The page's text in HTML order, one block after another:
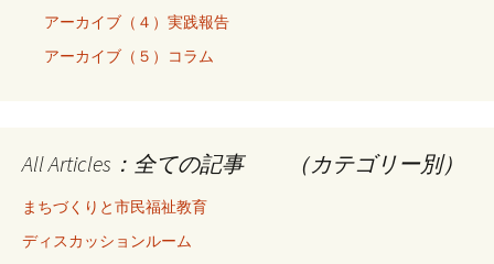
アーカイブ（４）実践報告
アーカイブ（５）コラム
All Articles：全ての記事 （カテゴリー別）
まちづくりと市民福祉教育
ディスカッションルーム